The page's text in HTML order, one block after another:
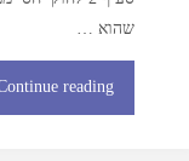
שהוא …
reading